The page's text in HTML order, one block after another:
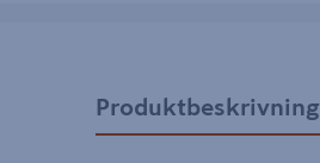
Produktbeskrivning